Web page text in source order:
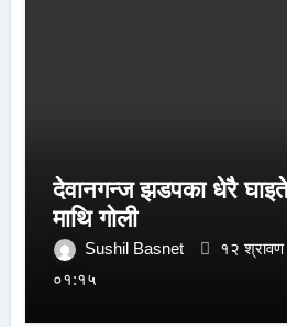
देवानगन्ज झडपका धेरै
माथि गोली
Sushil Basnet
१२
०१:१५